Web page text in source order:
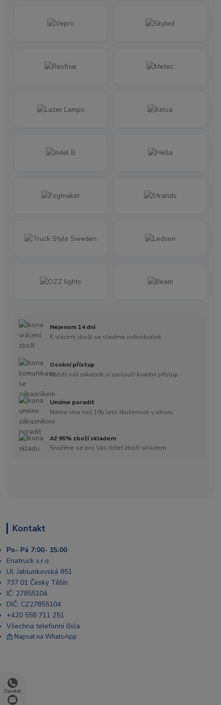
Zavolat
Nejenom 14 dní
K vrácení zboží se stavíme individuálně
Osobní přístup
Každý náš zákazník si zaslouží kvalitní přístup
Umíme poradit
Máme více než 10ti leté zkušenosti v oboru
Až 95% zboží skladem
Snažíme se pro Vás držet zboží skladem
Kontakt
Po- Pá 7:00- 15:00
Enatruck s.r.o.
Ul. Jablunkovská 851
737 01 Český Těšín
IČ: 27855104
DIČ: CZ27855104
+420 558 711 251
Všechna telefonní čísla
📩 Napsat na WhatsApp